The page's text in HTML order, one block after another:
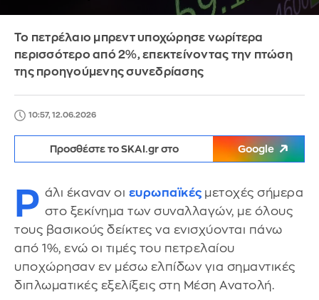
Το πετρέλαιο μπρεντ υποχώρησε νωρίτερα
περισσότερο από 2%, επεκτείνοντας την πτώση
της προηγούμενης συνεδρίασης
10:57, 12.06.2026
Προσθέστε το SKAI.gr στο Google
Ρ άλι έκαναν οι ευρωπαϊκές μετοχές σήμερα
στο ξεκίνημα των συναλλαγών, με όλους
τους βασικούς δείκτες να ενισχύονται πάνω
από 1%, ενώ οι τιμές του πετρελαίου
υποχώρησαν εν μέσω ελπίδων για σημαντικές
διπλωματικές εξελίξεις στη Μέση Ανατολή.